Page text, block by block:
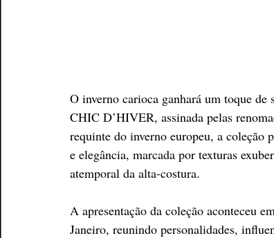
O inverno carioca ganhará um toque
CHIC D’HIVER, assinada pelas
requinte do inverno europeu, a coleção
e elegância, marcada por texturas
atemporal da alta-costura.
A apresentação da coleção aconteceu
Janeiro, reunindo personalidades,